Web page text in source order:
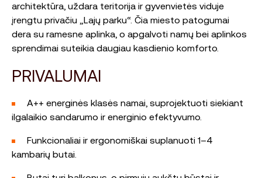
architektūra, uždara teritorija ir gyvenvietės viduje
įrengtu privačiu „Lajų parku“. Čia miesto patogumai
dera su ramesne aplinka, o apgalvoti namų bei aplinkos
sprendimai suteikia daugiau kasdienio komforto.
PRIVALUMAI
A++ energinės klasės namai, suprojektuoti siekiant
ilgalaikio sandarumo ir energinio efektyvumo.
Funkcionaliai ir ergonomiškai suplanuoti 1–4
kambarių butai.